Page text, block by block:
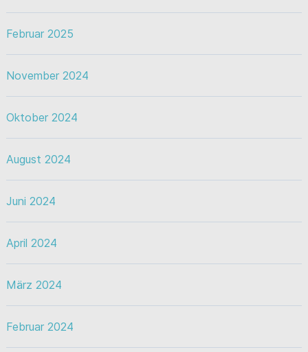
Februar 2025
November 2024
Oktober 2024
August 2024
Juni 2024
April 2024
März 2024
Februar 2024